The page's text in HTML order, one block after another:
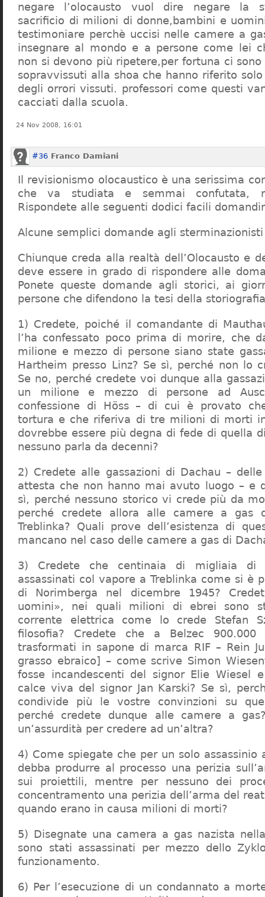
negare l’olocausto vuol dire negare la
sacrificio di milioni di donne,bambini e
testimoniare perchè uccisi nelle camere a
insegnare al mondo e a persone come lei
non si devono più ripetere,per fortuna ci
sopravvissuti alla shoa che hanno riferito
degli orrori vissuti. professori come questi
cacciati dalla scuola.
24 Nov 2008, 16:01
#36 Franco Damiani
Il revisionismo olocaustico è una serissima
che va studiata e semmai confutata,
Rispondete alle seguenti dodici facili
Alcune semplici domande agli sterminazionisti
Chiunque creda alla realtà dell’Olocausto e
deve essere in grado di rispondere alle
Ponete queste domande agli storici, ai
persone che difendono la tesi della
1) Credete, poiché il comandante di
l’ha confessato poco prima di morire, che
milione e mezzo di persone siano state
Hartheim presso Linz? Se sì, perché non lo
Se no, perché credete voi dunque alla
un milione e mezzo di persone ad
confessione di Höss – di cui è provato
tortura e che riferiva di tre milioni di morti
dovrebbe essere più degna di fede di quella
nessuno parla da decenni?
2) Credete alle gassazioni di Dachau –
attesta che non hanno mai avuto luogo – e
sì, perché nessuno storico vi crede più da
perché credete allora alle camere a gas
Treblinka? Quali prove dell’esistenza di
mancano nel caso delle camere a gas di
3) Credete che centinaia di migliaia di
assassinati col vapore a Treblinka come si è
di Norimberga nel dicembre 1945?
uomini», nei quali milioni di ebrei sono
corrente elettrica come lo crede Stefan
filosofia? Credete che a Belzec
trasformati in sapone di marca RIF – Rein
grasso ebraico] – come scrive Simon
fosse incandescenti del signor Elie Wiesel
calce viva del signor Jan Karski? Se sì,
condivide più le vostre convinzioni su
perché credete dunque alle camere a
un’assurdità per credere ad un’altra?
4) Come spiegate che per un solo assassinio
debba produrre al processo una perizia
sui proiettili, mentre per nessuno dei
concentramento una perizia dell’arma del
quando erano in causa milioni di morti?
5) Disegnate una camera a gas nazista
sono stati assassinati per mezzo dello
funzionamento.
6) Per l’esecuzione di un condannato a